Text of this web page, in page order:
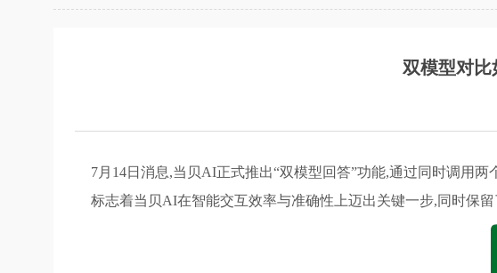
双模型对比
7月14日消息,当贝AI正式推出“双模型回答”功能,通过同时调用
标志着当贝AI在智能交互效率与准确性上迈出关键一步,同时保